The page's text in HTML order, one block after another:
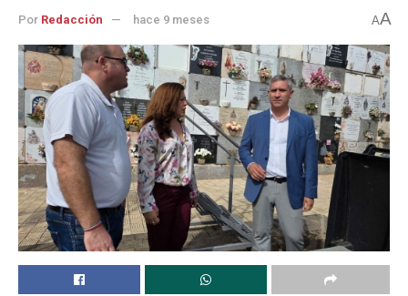
Por Redacción hace 9 meses AA